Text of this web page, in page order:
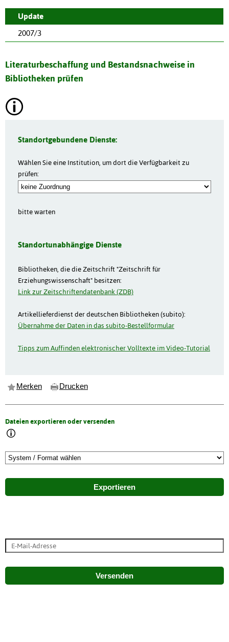
Update
2007/3
Literaturbeschaffung und Bestandsnachweise in
Bibliotheken prüfen
Standortgebundene Dienste:
Wählen Sie eine Institution, um dort die Verfügbarkeit zu
prüfen:
bitte warten
Standortunabhängige Dienste
Bibliotheken, die die Zeitschrift "Zeitschrift für
Erziehungswissenschaft" besitzen:
Link zur Zeitschriftendatenbank (ZDB)
Artikellieferdienst der deutschen Bibliotheken (subito):
Übernahme der Daten in das subito-Bestellformular
Tipps zum Auffinden elektronischer Volltexte im Video-Tutorial
Merken Drucken
Dateien exportieren oder versenden
Exportieren
Versenden